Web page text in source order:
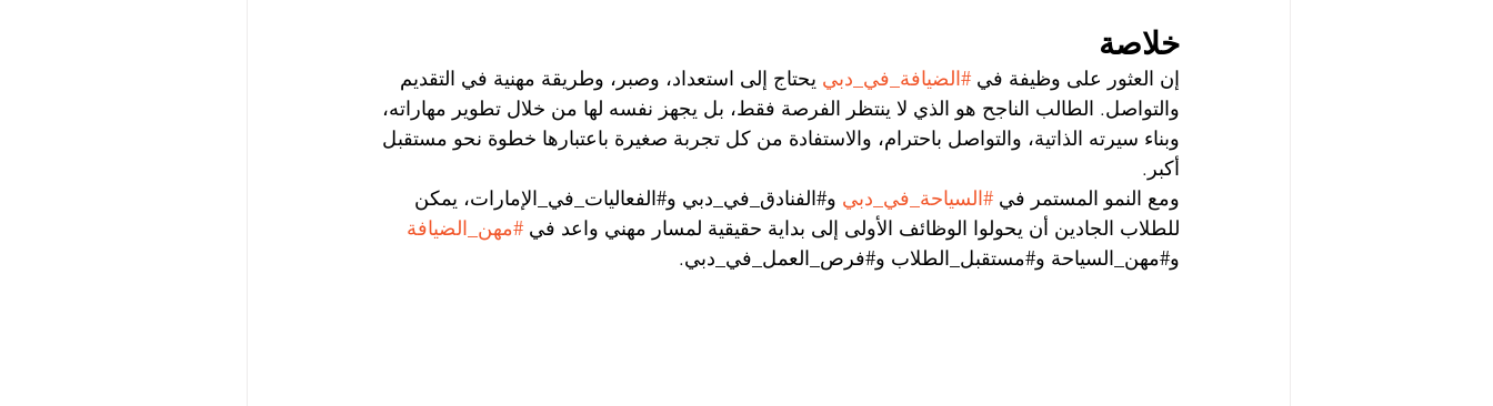
خلاصة
إن العثور على وظيفة في #الضيافة_في_دبي يحتاج إلى استعداد، وصبر، وطريقة مهنية في التقديم
والتواصل. الطالب الناجح هو الذي لا ينتظر الفرصة فقط، بل يجهز نفسه لها من خلال تطوير مهاراته،
وبناء سيرته الذاتية، والتواصل باحترام، والاستفادة من كل تجربة صغيرة باعتبارها خطوة نحو مستقبل
أكبر.
ومع النمو المستمر في #السياحة_في_دبي و#الفنادق_في_دبي و#الفعاليات_في_الإمارات، يمكن
للطلاب الجادين أن يحولوا الوظائف الأولى إلى بداية حقيقية لمسار مهني واعد في #مهن_الضيافة
و#مهن_السياحة و#مستقبل_الطلاب و#فرص_العمل_في_دبي.